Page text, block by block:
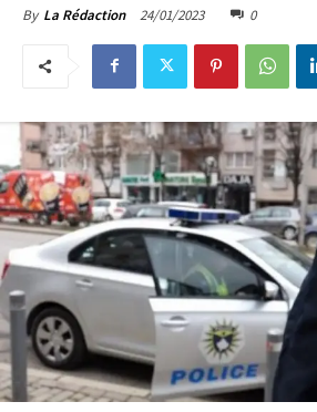
By La Rédaction 24/01/2023 0